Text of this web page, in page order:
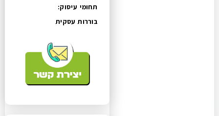
תחומי עיסוק:
בוררות עסקית